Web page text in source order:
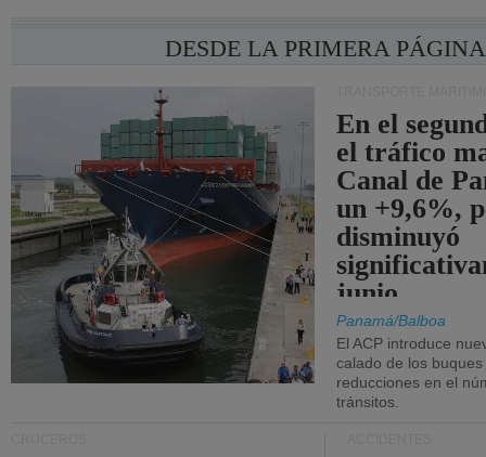
DESDE LA PRIMERA PÁGINA
En el
el tráfico
Canal de
un +9,6%,
disminuyó
junio.
Panamá/Balboa
El ACP introduce
calado de los
reducciones en el
tránsitos.